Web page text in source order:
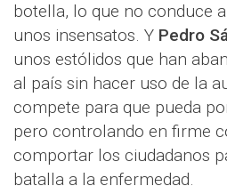
botella, lo que no conduce
unos insensatos. Y Pedro
unos estólidos que han
al país sin hacer uso de la
compete para que pueda
pero controlando en firme
comportar los ciudadanos
batalla a la enfermedad.